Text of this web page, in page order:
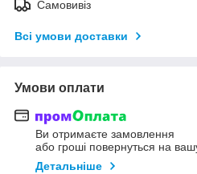
Самовивіз
Всі умови доставки
Умови оплати
Ви отримаєте замовлення
або гроші повернуться на
Детальніше